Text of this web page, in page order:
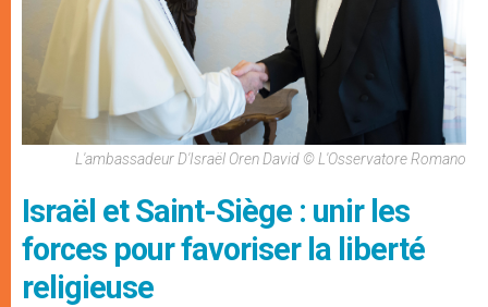
L'ambassadeur D'Israël Oren David © L'Osservatore Romano
Israël et Saint-Siège : unir les
forces pour favoriser la liberté
religieuse